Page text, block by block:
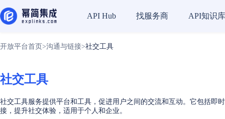
API Hub 找服务商 API知识库
开放平台首页 >沟通与链接>社交工具
社交工具
社交工具服务提供平台和工具，促进用户之间的交流和互动。它包括即
接，提升社交体验，适用于个人和企业。